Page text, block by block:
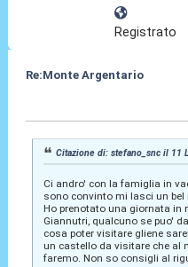
Registrato
Re:Monte Argentario
Citazione di: stefano_snc il 11
Ci andro' con la famiglia in
sono convinto mi lasci un bel
Ho prenotato una giornata in
Giannutri, qualcuno se puo'
cosa poter visitare gliene
un castello da visitare che al
faremo. Non so consigli al